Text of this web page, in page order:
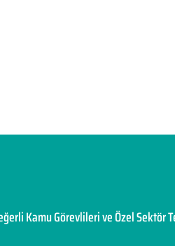
Kamu Görevlileri ve Özel Sektör